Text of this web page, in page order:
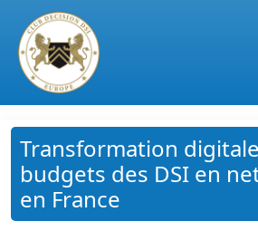
Passer au contenu principal
Transformation
budgets des DSI en
en France